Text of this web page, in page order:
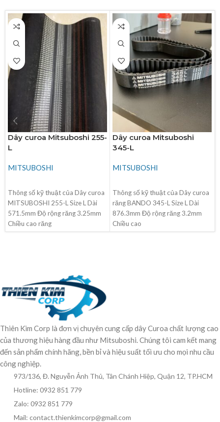
Dây curoa Mitsuboshi 255-
L
MITSUBOSHI
Thông số kỹ thuật của Dây curoa
MITSUBOSHI 255-L Size L Dài
571.5mm Độ rộng răng 3.25mm
Chiều cao răng
Dây curoa Mitsuboshi
345-L
MITSUBOSHI
Thông số kỹ thuật của Dây curoa
răng BANDO 345-L Size L Dài
876.3mm Độ rộng răng 3.2mm
Chiều cao
Thiên Kim Corp là đơn vị chuyên cung cấp dây Curoa chất lượng cao
của thương hiệu hàng đầu như Mitsuboshi. Chúng tôi cam kết mang
đến sản phẩm chính hãng, bền bỉ và hiệu suất tối ưu cho mọi nhu cầu
công nghiệp.
973/136, Đ. Nguyễn Ảnh Thủ, Tân Chánh Hiệp, Quận 12, TP.HCM
Hotline: 0932 851 779
Zalo: 0932 851 779
Mail: contact.thienkimcorp@gmail.com